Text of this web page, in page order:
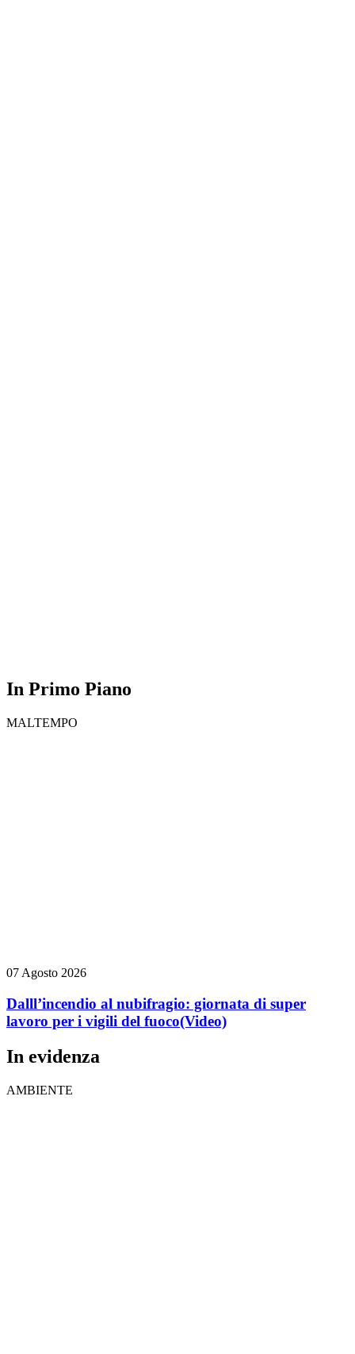
In Primo Piano
MALTEMPO
07 Agosto 2026
Dalll’incendio al nubifragio: giornata di super
lavoro per i vigili del fuoco(Video)
In evidenza
AMBIENTE